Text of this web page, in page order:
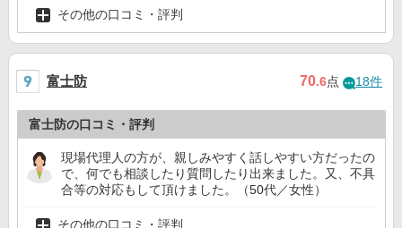
その他の口コミ・評判
富士防 70.6点 18件
富士防の口コミ・評判
現場代理人の方が、親しみやすく話しやすい方だったの
で、何でも相談したり質問したり出来ました。又、不具
合等の対応もして頂けました。（50代／女性）
その他の口コミ・評判